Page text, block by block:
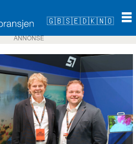
🇬🇧🇸🇪🇩🇰🇳🇴
ANNONSE